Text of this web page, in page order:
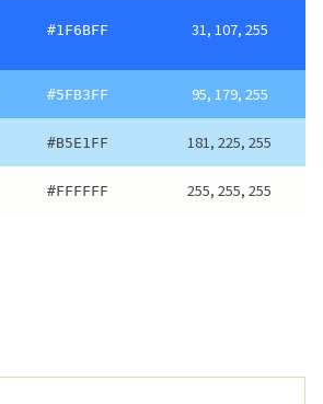
#1F6BFF 31, 107, 255
#5FB3FF 95, 179, 255
#B5E1FF 181, 225, 255
#FFFFFF 255, 255, 255